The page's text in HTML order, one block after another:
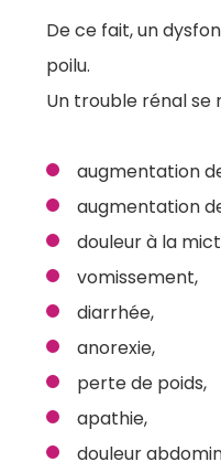
De ce fait, un
poilu.
Un trouble rénal se
augmentation
augmentation
douleur à la
vomissement,
diarrhée,
anorexie,
perte de poids,
apathie,
douleur